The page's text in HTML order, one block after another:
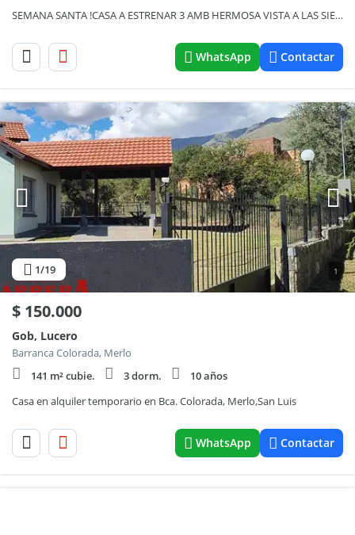
SEMANA SANTA !CASA A ESTRENAR 3 AMB HERMOSA VISTA A LAS SIERRAS EXCELENTE UBICACION
WhatsApp Contactar
1/19 1
$ 150.000
Gob, Lucero
Barranca Colorada, Merlo
141 m² cubie.
3 dorm.
10 años
Casa en alquiler temporario en Bca. Colorada, Merlo,San Luis
WhatsApp Contactar